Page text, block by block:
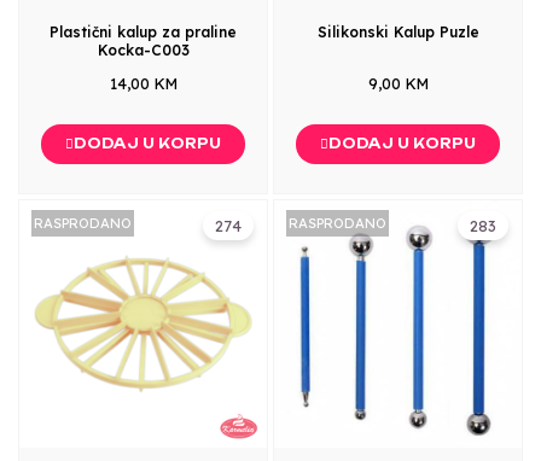
Plastični kalup za praline
Kocka-C003
14,00 KM
DODAJ U KORPU
Silikonski Kalup Puzle
9,00 KM
DODAJ U KORPU
274
RASPRODANO 283
RASPRODANO